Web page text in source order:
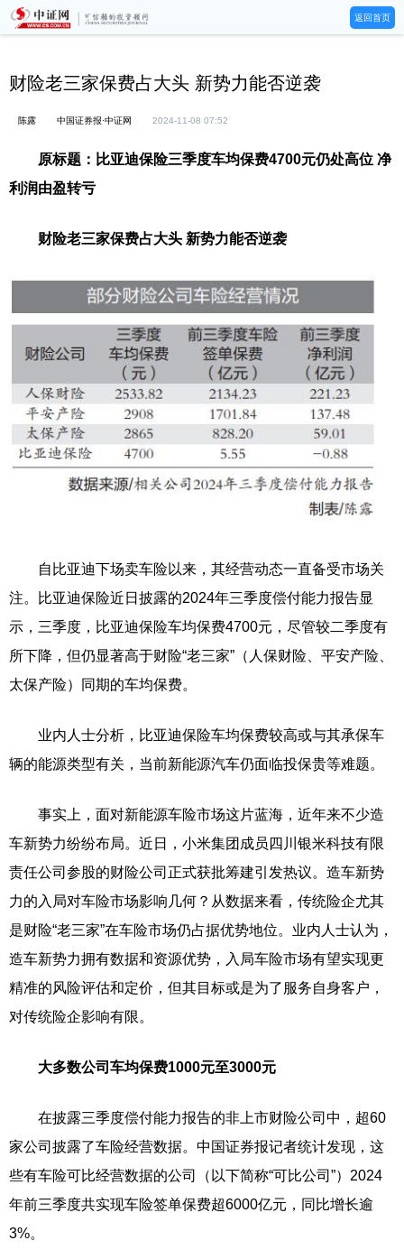
返回首页
财险老三家保费占大头 新势力能否逆袭
陈露 中国证券报·中证网 2024-11-08 07:52
原标题：比亚迪保险三季度车均保费4700元仍处高位 净
利润由盈转亏
财险老三家保费占大头 新势力能否逆袭
自比亚迪下场卖车险以来，其经营动态一直备受市场关
注。比亚迪保险近日披露的2024年三季度偿付能力报告显
示，三季度，比亚迪保险车均保费4700元，尽管较二季度有
所下降，但仍显著高于财险“老三家”（人保财险、平安产险、
太保产险）同期的车均保费。
业内人士分析，比亚迪保险车均保费较高或与其承保车
辆的能源类型有关，当前新能源汽车仍面临投保贵等难题。
事实上，面对新能源车险市场这片蓝海，近年来不少造
车新势力纷纷布局。近日，小米集团成员四川银米科技有限
责任公司参股的财险公司正式获批筹建引发热议。造车新势
力的入局对车险市场影响几何？从数据来看，传统险企尤其
是财险“老三家”在车险市场仍占据优势地位。业内人士认为，
造车新势力拥有数据和资源优势，入局车险市场有望实现更
精准的风险评估和定价，但其目标或是为了服务自身客户，
对传统险企影响有限。
大多数公司车均保费1000元至3000元
在披露三季度偿付能力报告的非上市财险公司中，超60
家公司披露了车险经营数据。中国证券报记者统计发现，这
些有车险可比经营数据的公司（以下简称“可比公司”）2024
年前三季度共实现车险签单保费超6000亿元，同比增长逾
3%。